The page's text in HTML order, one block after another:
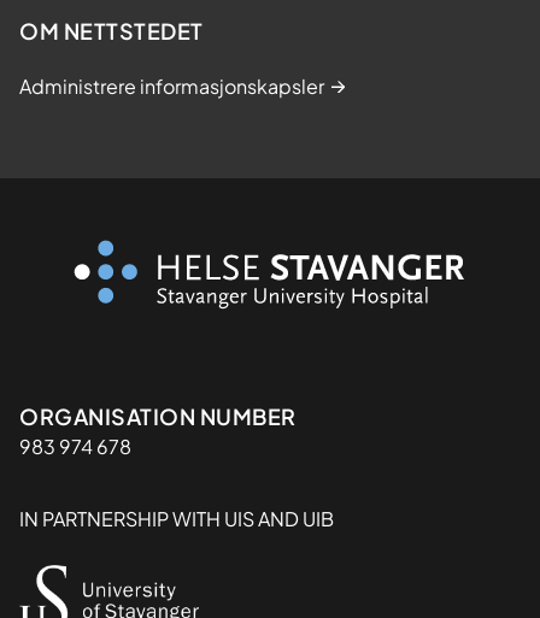
OM NETTSTEDET
Administrere informasjonskapsler
Organisasjon
ORGANISATION NUMBER
983 974 678
IN PARTNERSHIP WITH UIS AND UIB